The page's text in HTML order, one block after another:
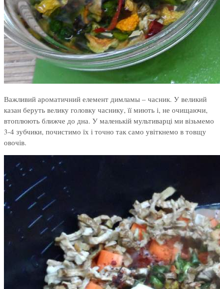
Важливий ароматичний елемент димламы – часник. У великий
казан беруть велику головку часнику, її миють і, не очищаючи,
втоплюють ближче до дна. У маленькій мультиварці ми візьмемо
3-4 зубчики, почистимо їх і точно так само увіткнемо в товщу
овочів.